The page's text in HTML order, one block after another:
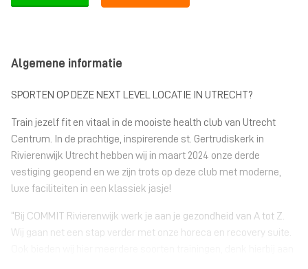
Algemene informatie
SPORTEN OP DEZE NEXT LEVEL LOCATIE IN UTRECHT?
Train jezelf fit en vitaal in de mooiste health club van Utrecht
Centrum. In de prachtige, inspirerende st. Gertrudiskerk in
Rivierenwijk Utrecht hebben wij in maart 2024 onze derde
vestiging geopend en we zijn trots op deze club met moderne,
luxe faciliteiten in een klassiek jasje!
“Bij COMMIT Rivierenwijk werk je aan je gezondheid van A tot Z.
Wij gaan net een stap verder met onze horeca en recovery suite.